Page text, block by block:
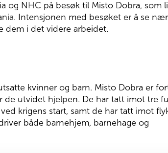
og NHC på besøk til Misto Dobra, som
Intensjonen med besøket er å se
dem i det videre arbeidet.
kvinner og barn. Misto Dobra er
de utvidet hjelpen. De har tatt imot tre
krigens start, samt de har tatt imot
både barnehjem, barnehage og